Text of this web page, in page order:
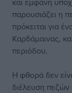
παρουσιάζει η
πρόκειται για
Καρδάμαινας,
περιόδου.
Η φθορά δεν
διέλευση πεζών